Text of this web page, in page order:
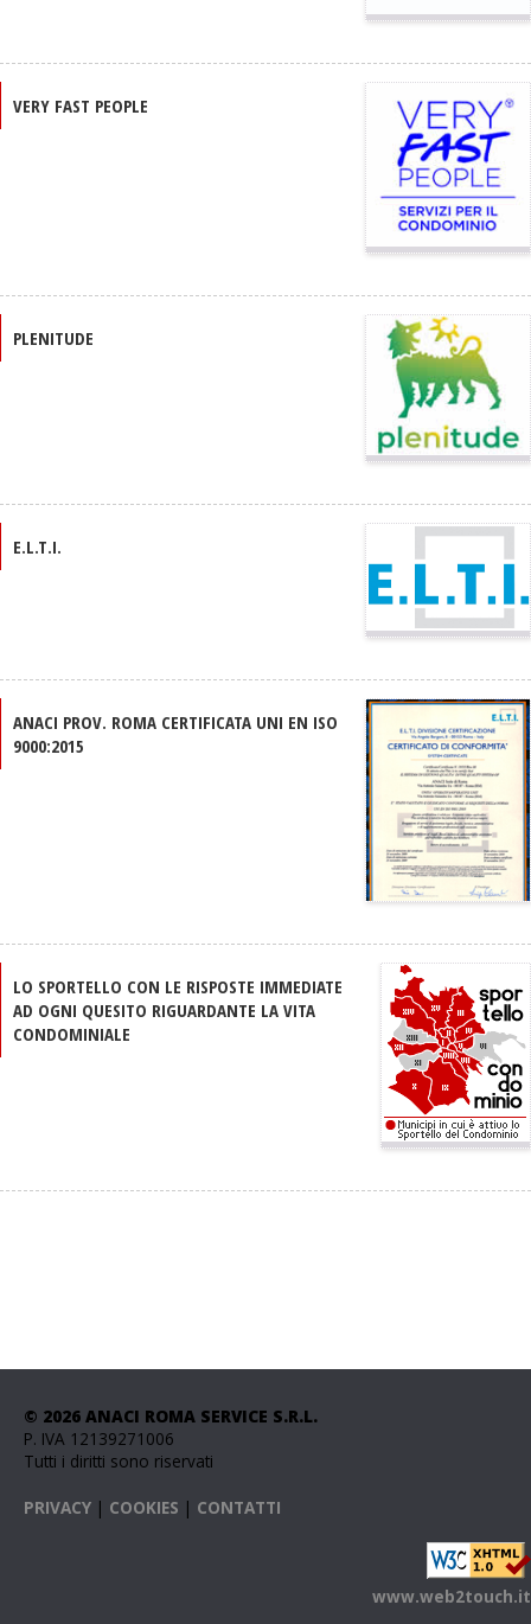
VERY FAST PEOPLE
PLENITUDE
E.L.T.I.
ANACI PROV. ROMA CERTIFICATA UNI EN ISO
9000:2015
LO SPORTELLO CON LE RISPOSTE IMMEDIATE
AD OGNI QUESITO RIGUARDANTE LA VITA
CONDOMINIALE
© 2026 ANACI ROMA SERVICE S.R.L.
P. IVA 12139271006
Tutti i diritti sono riservati
PRIVACY | COOKIES | CONTATTI
www.web2touch.it